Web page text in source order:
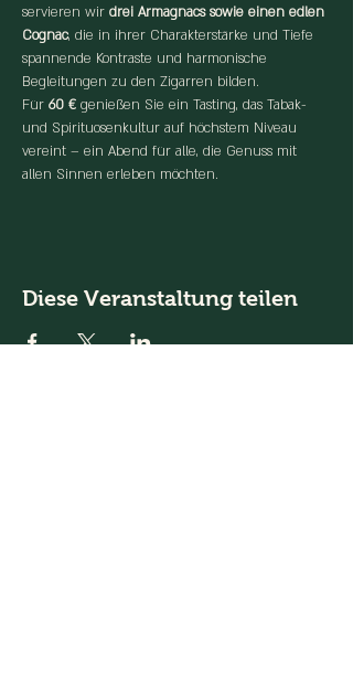
servieren wir drei Armagnacs sowie einen edlen
Cognac, die in ihrer Charakterstärke und Tiefe
spannende Kontraste und harmonische
Begleitungen zu den Zigarren bilden.
Für 60 € genießen Sie ein Tasting, das Tabak-
und Spirituosenkultur auf höchstem Niveau
vereint – ein Abend für alle, die Genuss mit
allen Sinnen erleben möchten.
Diese Veranstaltung teilen